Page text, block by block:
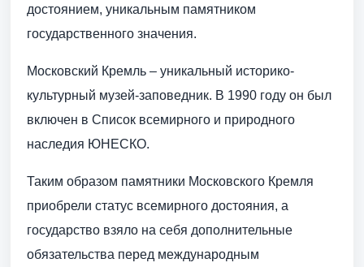
достоянием, уникальным памятником
государственного значения.
Московский Кремль – уникальный историко-
культурный музей-заповедник. В 1990 году он был
включен в Список всемирного и природного
наследия ЮНЕСКО.
Таким образом памятники Московского Кремля
приобрели статус всемирного достояния, а
государство взяло на себя дополнительные
обязательства перед международным